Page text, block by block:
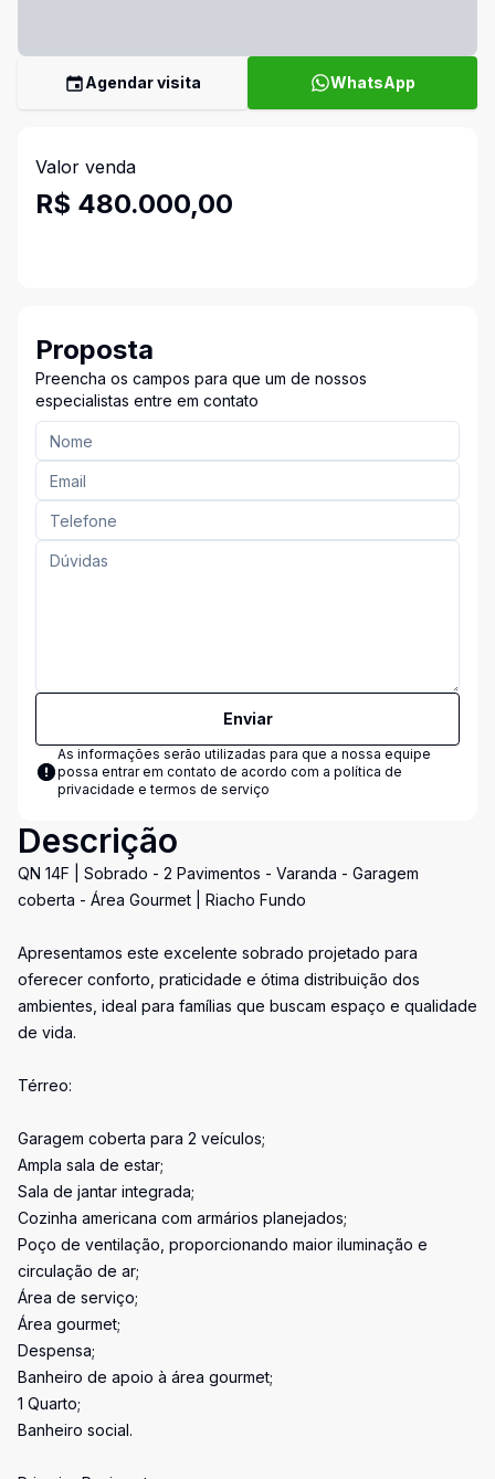
Agendar visita WhatsApp
Valor venda
R$ 480.000,00
Proposta
Preencha os campos para que um de nossos
especialistas entre em contato
Enviar
As informações serão utilizadas para que a nossa equipe
possa entrar em contato de acordo com a política de
privacidade e termos de serviço
Descrição
QN 14F | Sobrado - 2 Pavimentos - Varanda - Garagem
coberta - Área Gourmet | Riacho Fundo
Apresentamos este excelente sobrado projetado para
oferecer conforto, praticidade e ótima distribuição dos
ambientes, ideal para famílias que buscam espaço e qualidade
de vida.
Térreo:
Garagem coberta para 2 veículos;
Ampla sala de estar;
Sala de jantar integrada;
Cozinha americana com armários planejados;
Poço de ventilação, proporcionando maior iluminação e
circulação de ar;
Área de serviço;
Área gourmet;
Despensa;
Banheiro de apoio à área gourmet;
1 Quarto;
Banheiro social.